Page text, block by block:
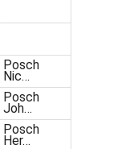
Posch
Nic…
Posch
Joh…
Posch
Her…